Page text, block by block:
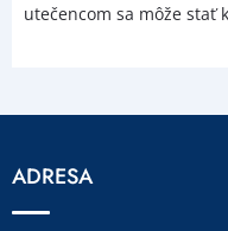
utečencom sa môže stať
ADRESA